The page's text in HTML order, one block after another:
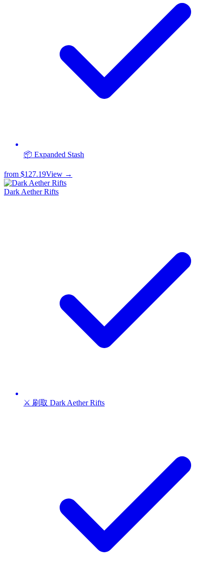
📦 Expanded Stash
from $127.19View →
Dark Aether Rifts
⚔️ 刷取 Dark Aether Rifts